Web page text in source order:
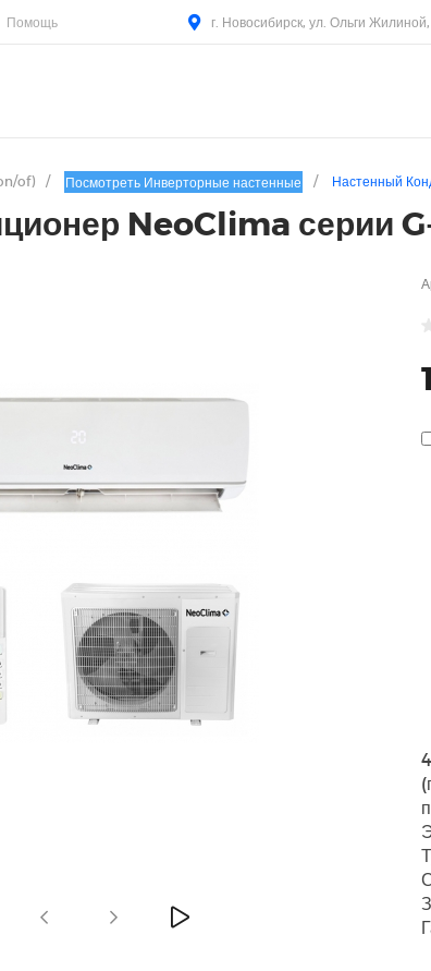
Помощь г. Новосибирск, ул. Ольги
of) / Посмотреть Инверторные настенные / Настенный
NeoClima серии